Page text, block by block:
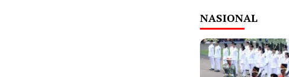
NASIONAL